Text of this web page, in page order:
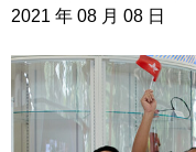
2021 年 08 月 08 日